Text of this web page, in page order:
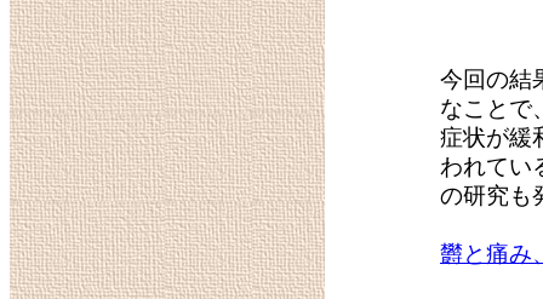
今回の結
なことで
症状が緩
われてい
の研究も
欝と痛み